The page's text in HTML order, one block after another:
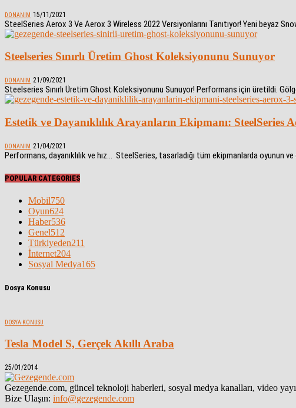
DONANIM 15/11/2021
SteelSeries Aerox 3 Ve Aerox 3 Wireless 2022 Versiyonlarını Tanıtıyor! Yeni beyaz
Steelseries Sınırlı Üretim Ghost Koleksiyonunu Sunuyor
DONANIM 21/09/2021
Steelseries Sınırlı Üretim Ghost Koleksiyonunu Sunuyor! Performans için üretildi.
Estetik ve Dayanıklılık Arayanların Ekipmanı: SteelSeries
DONANIM 21/04/2021
Performans, dayanıklılık ve hız… SteelSeries, tasarladığı tüm ekipmanlarda
POPULAR CATEGORIES
Mobil750
Oyun624
Haber536
Genel512
Türkiyeden211
İnternet204
Sosyal Medya165
Dosya Konusu
DOSYA KONUSU
Tesla Model S, Gerçek Akıllı Araba
25/01/2014
Gezegende.com, güncel teknoloji haberleri, sosyal medya kanalları, video
Bize Ulaşın: info@gezegende.com